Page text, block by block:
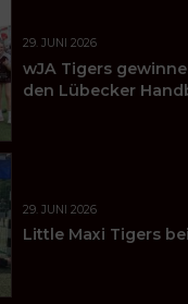
29. JUNI 2026
wJA Tigers
den Lübecker
29. JUNI 2026
Little Maxi Tigers